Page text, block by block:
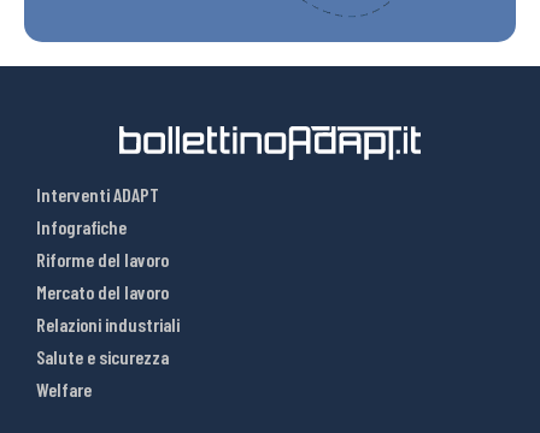
Interventi ADAPT
Infografiche
Riforme del lavoro
Mercato del lavoro
Relazioni industriali
Salute e sicurezza
Welfare